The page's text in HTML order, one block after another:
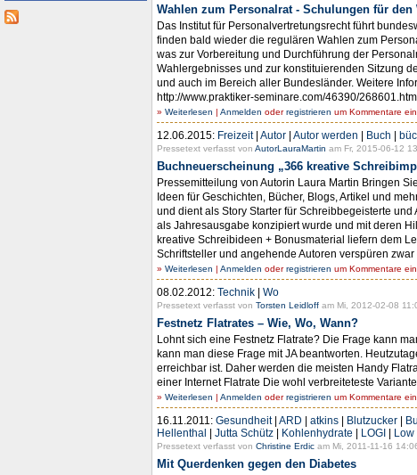
Wahlen zum Personalrat - Schulungen für den
Das Institut für Personalvertretungsrecht führt
finden bald wieder die regulären Wahlen zum
was zur Vorbereitung und Durchführung der
Wahlergebnisses und zur konstituierenden Sitzung
und auch im Bereich aller Bundesländer. Weitere
http://www.praktiker-seminare.com/46390/
» Weiterlesen | Anmelden oderregistrieren um Kommentare
12.06.2015: Freizeit| Autor | Autor werden | Buch |
Pressetext verfasst von AutorLauraMartin am Fr, 2015-06-12
Buchneuerscheinung „366 kreative
Pressemitteilung von Autorin Laura Martin Bringen
Ideen für Geschichten, Bücher, Blogs, Artikel und
und dient als Story Starter für Schreibbegeisterte
als Jahresausgabe konzipiert wurde und mit deren
kreative Schreibideen + Bonusmaterial liefern dem
Schriftsteller und angehende Autoren verspüren zwar
» Weiterlesen | Anmelden oderregistrieren um Kommentare
08.02.2012: Technik | Wo
Pressetext verfasst von Torsten Leidloff am Mi, 2012-02-08
Festnetz Flatrates – Wie, Wo, Wann?
Lohnt sich eine Festnetz Flatrate? Die Frage kann
kann man diese Frage mit JA beantworten.
erreichbar ist. Daher werden die meisten Handy
einer Internet Flatrate Die wohl verbreiteteste
» Weiterlesen | Anmelden oderregistrieren um Kommentare
16.11.2011: Gesundheit| ARD | atkins | Blutzucker |
Hellenthal | Jutta Schütz | Kohlenhydrate | LOGI | Low
Pressetext verfasst von Christine Erdic am Mi, 2011-11-16
Mit Querdenken gegen den Diabetes